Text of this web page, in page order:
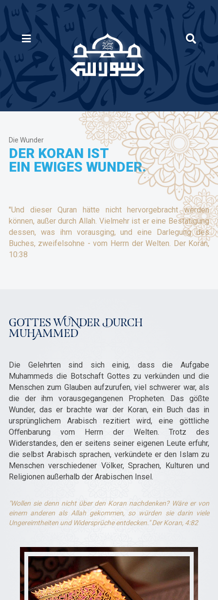
Die Wunder
DER KORAN IST
EIN EWIGES WUNDER.
"Und dieser Quran hätte nicht hervorgebracht werden
können, außer durch Allah. Vielmehr ist er eine Bestätigung
dessen, was ihm vorausging, und eine Darlegung des
Buches, zweifelsohne - vom Herrn der Welten. Der Koran,
10:38
GOTTES WUNDER DURCH
MUHAMMED
Die Gelehrten sind sich einig, dass die Aufgabe
Muhammeds die Botschaft Gottes zu verkünden und die
Menschen zum Glauben aufzurufen, viel schwerer war, als
die der ihm vorausgegangenen Propheten. Das gößte
Wunder, das er brachte war der Koran, ein Buch das in
ursprünglichem Arabisch rezitiert wird, eine göttliche
Oﬀenbarung vom Herrn der Welten. Trotz des
Widerstandes, den er seitens seiner eigenen Leute erfuhr,
die selbst Arabisch sprachen, verkündete er den Islam zu
Menschen verschiedener Völker, Sprachen, Kulturen und
Religionen außerhalb der Arabischen Insel.
"Wollen sie denn nicht über den Koran nachdenken? Wäre er von
einem anderen als Allah gekommen, so würden sie darin viele
Ungereimtheiten und Widersprüche entdecken." Der Koran, 4:82